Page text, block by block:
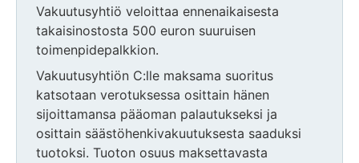
Vakuutusyhtiö veloittaa ennenaikaisesta
takaisinostosta 500 euron suuruisen
toimenpidepalkkion.
Vakuutusyhtiön C:lle maksama suoritus
katsotaan verotuksessa osittain hänen
sijoittamansa pääoman palautukseksi ja
osittain säästöhenkivakuutuksesta saaduksi
tuotoksi. Tuoton osuus maksettavasta